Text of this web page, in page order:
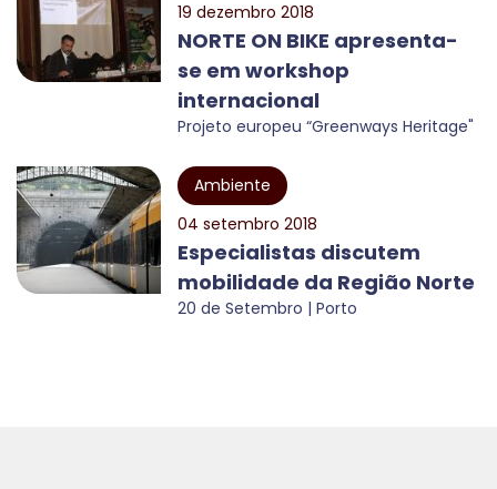
19 dezembro 2018
NORTE ON BIKE apresenta-
se em workshop
internacional
Projeto europeu “Greenways Heritage"
Ambiente
04 setembro 2018
Especialistas discutem
mobilidade da Região Norte
20 de Setembro | Porto